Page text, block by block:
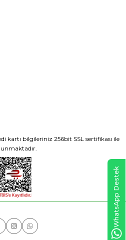
kartı bilgileriniz 256bit SSL sertifikası ile
WhatsApp Destek